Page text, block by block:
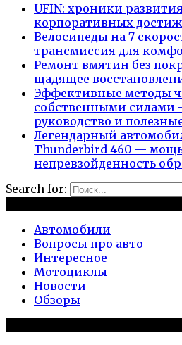
UFIN: хроники
корпоративных
Велосипеды на 7
трансмиссия для
Ремонт вмятин без
щадящее
Эффективные методы
собственными силами
руководство и
Легендарный
Thunderbird 460 —
непревзойденность
Search for:
Автомобили
Вопросы про авто
Интересное
Мотоциклы
Новости
Обзоры